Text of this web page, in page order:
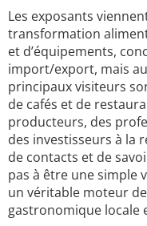
Les exposants
transformation
et d’équipements,
import/export, mais
principaux visiteurs
de cafés et de
producteurs, des
des investisseurs à la
de contacts et de
pas à être une simple
un véritable moteur
gastronomique locale